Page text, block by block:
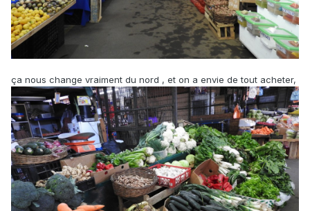
ça nous change vraiment du nord , et on a envie de tout acheter,